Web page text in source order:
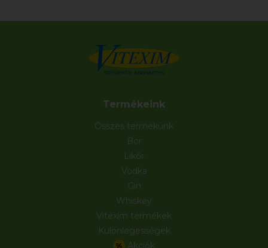
Termékeink
Összes termékünk
Bor
Likőr
Vodka
Gin
Whiskey
Vitexim termékek
Különlegességek
% Akciók